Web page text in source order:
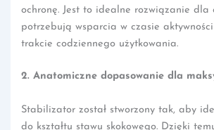
ochronę. Jest to idealne rozwiązanie dla
potrzebują wsparcia w czasie
trakcie codziennego użytkowania.
2. Anatomiczne dopasowanie dla
Stabilizator został stworzony tak, aby
do kształtu stawu skokowego. Dzięki